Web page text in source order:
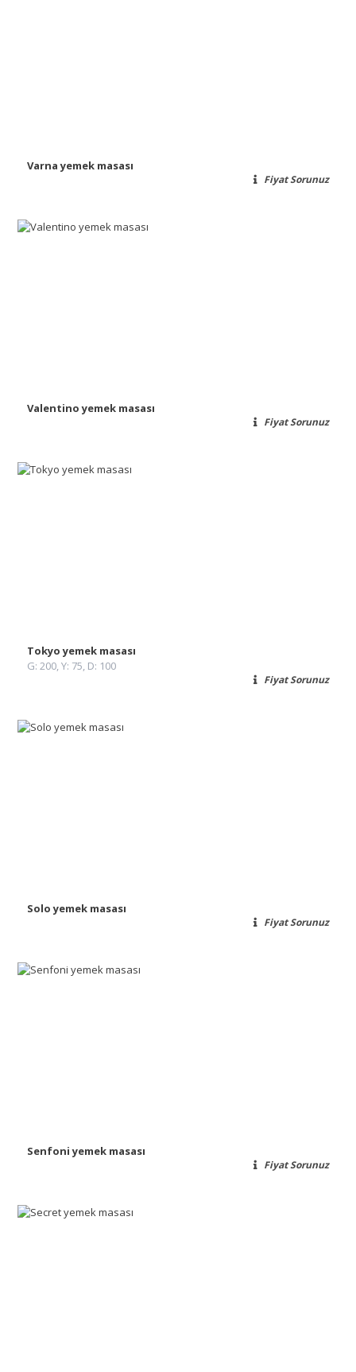
Varna yemek masası
Fiyat Sorunuz
Valentino yemek masası
Fiyat Sorunuz
Tokyo yemek masası
G: 200, Y: 75, D: 100
Fiyat Sorunuz
Solo yemek masası
Fiyat Sorunuz
Senfoni yemek masası
Fiyat Sorunuz